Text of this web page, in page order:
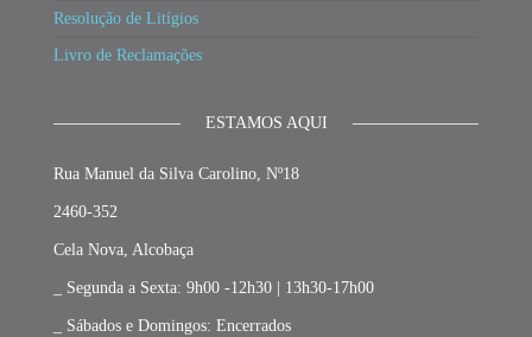
Resolução de Litígios
Livro de Reclamações
ESTAMOS AQUI
Rua Manuel da Silva Carolino, Nº18
2460-352
Cela Nova, Alcobaça
_ Segunda a Sexta: 9h00 -12h30 | 13h30-17h00
_ Sábados e Domingos: Encerrados